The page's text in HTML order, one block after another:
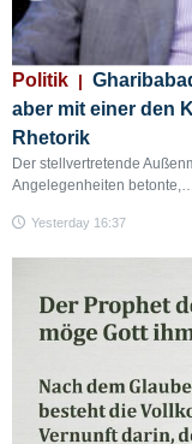
Wirtschaft
Iran
Eurasischen
Handelsausbau
Der Minister für
Sitzung des
Yesterday 15:59